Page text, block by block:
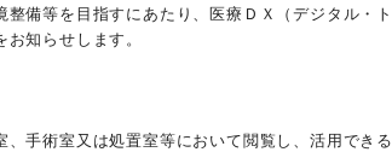
備等を目指すにあたり、医療ＤＸ（デジタル・ト
知らせします。
術室又は処置室等において閲覧し、活用できる